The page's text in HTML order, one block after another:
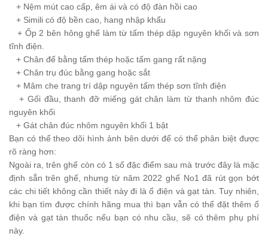
+ Nệm mút cao cấp, êm ái và có độ đàn hồi cao
+ Simili có độ bền cao, hang nhập khẩu
+ Ốp 2 bên hông ghế làm từ tấm thép dập nguyên khối và sơn
tĩnh điện.
+ Chân đế bằng tấm thép hoặc tấm gang rất nặng
+ Chân trụ đúc bằng gang hoặc sắt
+ Mâm che trang trí dập nguyên tấm thép sơn tĩnh điện
+ Gối đầu, thanh đỡ miếng gát chân làm từ thanh nhôm đúc
nguyên khối
+ Gát chân đúc nhôm nguyên khối 1 bật
Bạn có thể theo dõi hình ảnh bên dưới để có thể phân biệt được
rõ ràng hơn:
Ngoài ra, trên ghế còn có 1 số đặc điểm sau mà trước đây là mặc
định sẵn trên ghế, nhưng từ năm 2022 ghế No1 đã rút gọn bớt
các chi tiết không cần thiết này đi là ổ điện và gạt tàn. Tuy nhiên,
khi bạn tìm được chính hãng mua thì bạn vẫn có thể đặt thêm ổ
điện và gạt tàn thuốc nếu bạn có nhu cầu, sẽ có thêm phụ phí
này.